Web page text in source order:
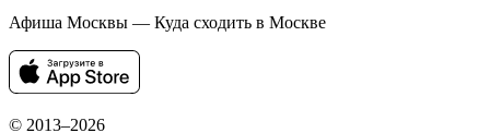
Афиша Москвы — Куда сходить в Москве
© 2013–2026